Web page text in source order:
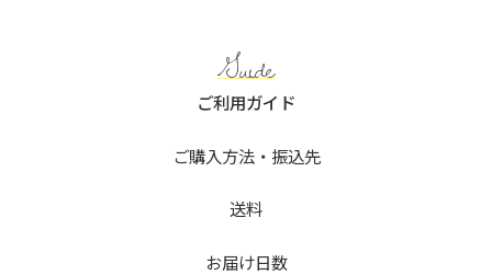
Guide
ご利用ガイド
ご購入方法・振込先
送料
お届け日数